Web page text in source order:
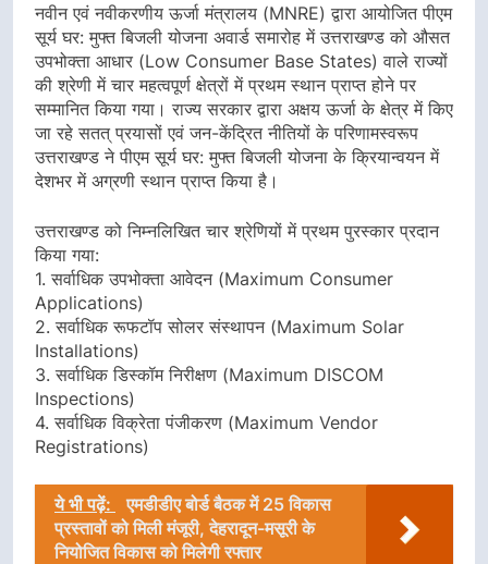
नवीन एवं नवीकरणीय ऊर्जा मंत्रालय (MNRE) द्वारा आयोजित पीएम
सूर्य घर: मुफ्त बिजली योजना अवार्ड समारोह में उत्तराखण्ड को औसत
उपभोक्ता आधार (Low Consumer Base States) वाले राज्यों
की श्रेणी में चार महत्वपूर्ण क्षेत्रों में प्रथम स्थान प्राप्त होने पर
सम्मानित किया गया। राज्य सरकार द्वारा अक्षय ऊर्जा के क्षेत्र में किए
जा रहे सतत् प्रयासों एवं जन-केंद्रित नीतियों के परिणामस्वरूप
उत्तराखण्ड ने पीएम सूर्य घर: मुफ्त बिजली योजना के क्रियान्वयन में
देशभर में अग्रणी स्थान प्राप्त किया है।
उत्तराखण्ड को निम्नलिखित चार श्रेणियों में प्रथम पुरस्कार प्रदान
किया गया:
1. सर्वाधिक उपभोक्ता आवेदन (Maximum Consumer
Applications)
2. सर्वाधिक रूफटॉप सोलर संस्थापन (Maximum Solar
Installations)
3. सर्वाधिक डिस्कॉम निरीक्षण (Maximum DISCOM
Inspections)
4. सर्वाधिक विक्रेता पंजीकरण (Maximum Vendor
Registrations)
ये भी पढ़ें:
एमडीडीए बोर्ड बैठक में 25 विकास
प्रस्तावों को मिली मंजूरी, देहरादून-मसूरी के
नियोजित विकास को मिलेगी रफ्तार